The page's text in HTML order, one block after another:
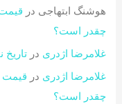
هوشنگ ابتهاجی در
چقدر است؟​
غلامرضا اژدری درتاریخ
غلامرضا اژدری در
چقدر است؟​